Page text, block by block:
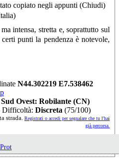
copiato negli appunti (Chiudi)
intensa, stretta e, soprattutto sul
punti la pendenza è notevole,
N44.302219 E7.538462
Sud Ovest: Robilante (CN)
Difficoltà: Discreta (75/100)
strada. Registrati o accedi per segnalare che tu l'hai
già percorsa.